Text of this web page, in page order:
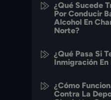
¿Qué Sucede
Por Conducir
Alcohol En
Norte?
¿Qué Pasa Si
Inmigración
¿Cómo
Contra La